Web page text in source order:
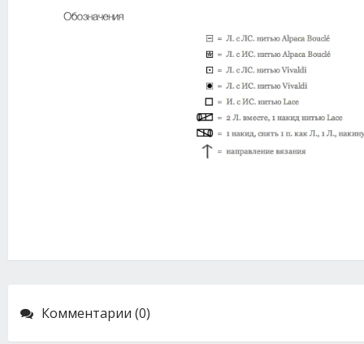
Комментарии (0)